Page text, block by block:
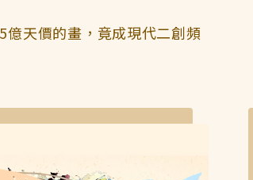
億天價的畫，竟成現代二創頻